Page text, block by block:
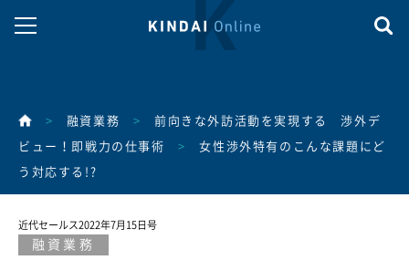
> 融資業務 > 前向きな外訪活動を実現する 渉外デ
ビュー！即戦力の仕事術 > 女性渉外特有のこんな課題にど
う対応する!?
近代セールス2022年7月15日号
融資業務